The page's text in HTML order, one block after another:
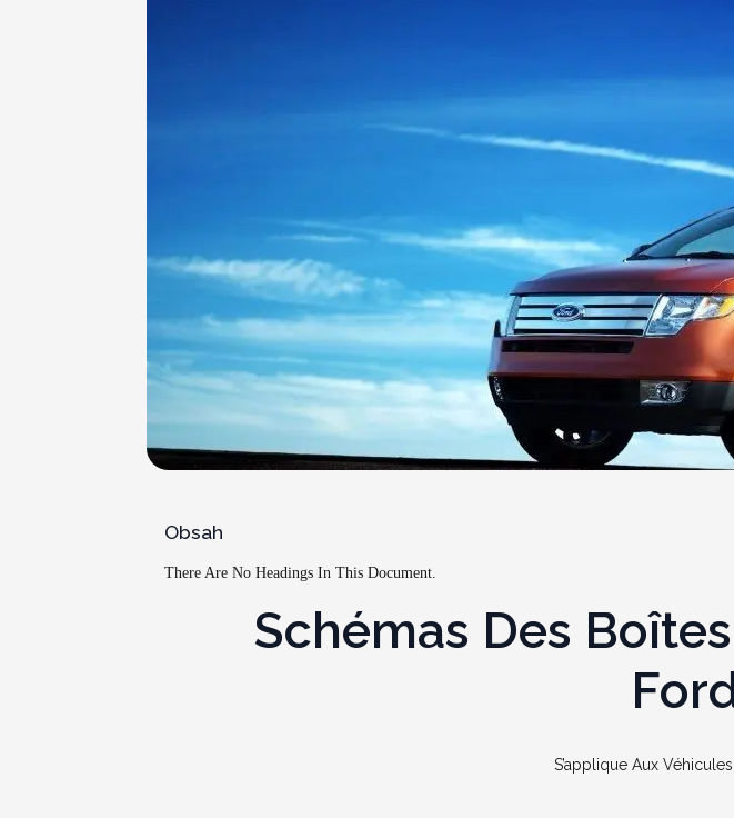
Obsah
There Are No Headings In This Document.
Schémas Des
S’applique Aux